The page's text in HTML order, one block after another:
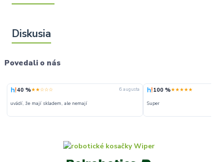
Povedali o nás
40 %★★☆☆☆ 6. augusta
uvádí, že mají skladem, ale nemají
100 %★★★★★
Super